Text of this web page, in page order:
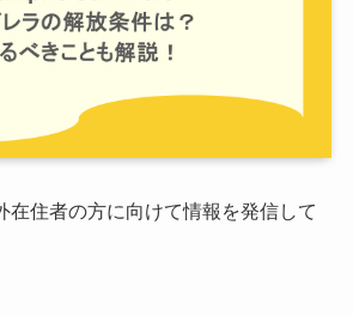
住者の方に向けて情報を発信して